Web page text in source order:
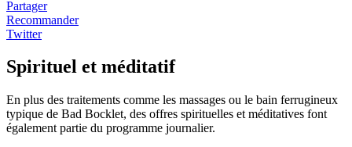
Partager
Recommander
Twitter
Spirituel et méditatif
En plus des traitements comme les massages ou le bain ferrugineux
typique de Bad Bocklet, des offres spirituelles et méditatives font
également partie du programme journalier.